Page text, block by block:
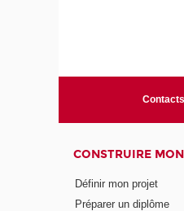
Contacts
CONSTRUIRE
Définir mon projet
Préparer un diplôme